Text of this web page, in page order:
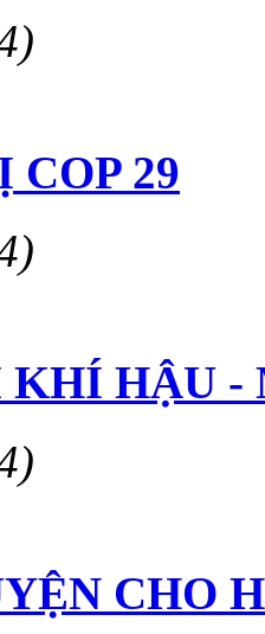
COP 29
HẬU -
CHO